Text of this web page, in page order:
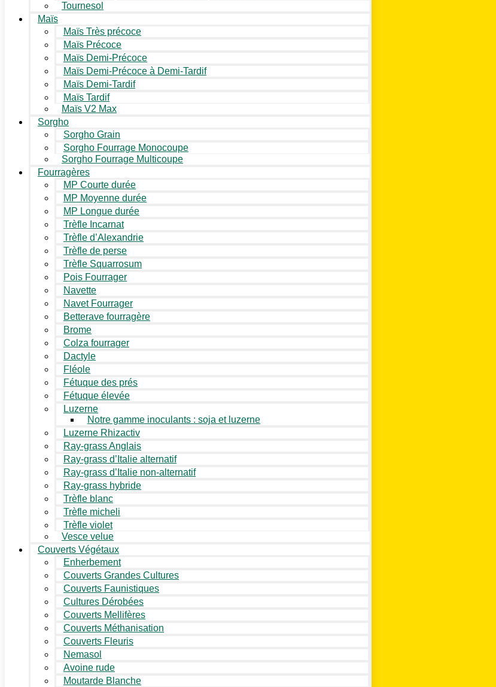
Tournesol
Maïs
Maïs Très précoce
Maïs Précoce
Maïs Demi-Précoce
Maïs Demi-Précoce à Demi-Tardif
Maïs Demi-Tardif
Maïs Tardif
Maïs V2 Max
Sorgho
Sorgho Grain
Sorgho Fourrage Monocoupe
Sorgho Fourrage Multicoupe
Fourragères
MP Courte durée
MP Moyenne durée
MP Longue durée
Trèfle Incarnat
Trèfle d’Alexandrie
Trèfle de perse
Trèfle Squarrosum
Pois Fourrager
Navette
Navet Fourrager
Betterave fourragère
Brome
Colza fourrager
Dactyle
Fléole
Fétuque des prés
Fétuque élevée
Luzerne
Notre gamme inoculants : soja et luzerne
Luzerne Rhizactiv
Ray-grass Anglais
Ray-grass d’Italie alternatif
Ray-grass d’Italie non-alternatif
Ray-grass hybride
Trèfle blanc
Trèfle micheli
Trèfle violet
Vesce velue
Couverts Végétaux
Enherbement
Couverts Grandes Cultures
Couverts Faunistiques
Cultures Dérobées
Couverts Mellifères
Couverts Méthanisation
Couverts Fleuris
Nemasol
Avoine rude
Moutarde Blanche